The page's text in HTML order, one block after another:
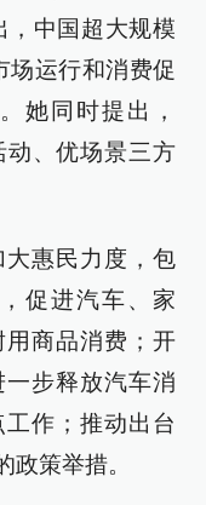
，中国超大规模
场运行和消费促
她同时提出，
动、优场景三方
惠民力度，包
促进汽车、家
商品消费；开
步释放汽车消
作；推动出台
策举措。